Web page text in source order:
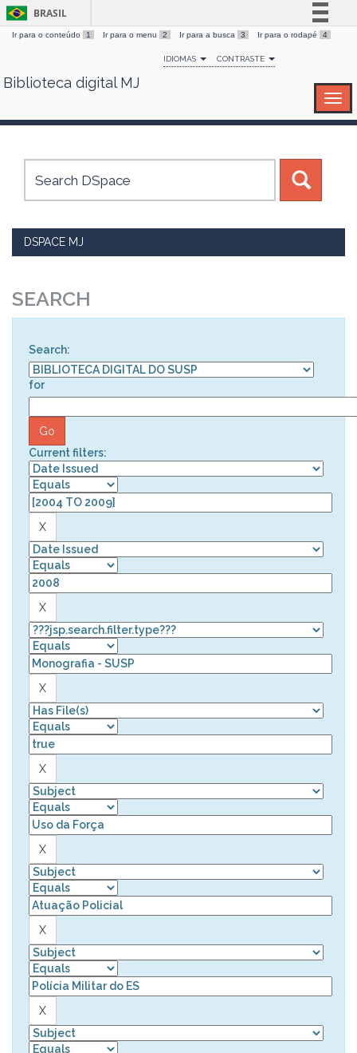
Skip
BRASIL
Simplifique!
Comunica BR
Canais
Ir para o conteúdo 1 Ir para o menu 2 Ir para a busca 3 Ir para o rodapé 4
IDIOMAS CONTRASTE
Biblioteca digital MJ
DSPACE MJ
SEARCH
Search:
for
Current filters: